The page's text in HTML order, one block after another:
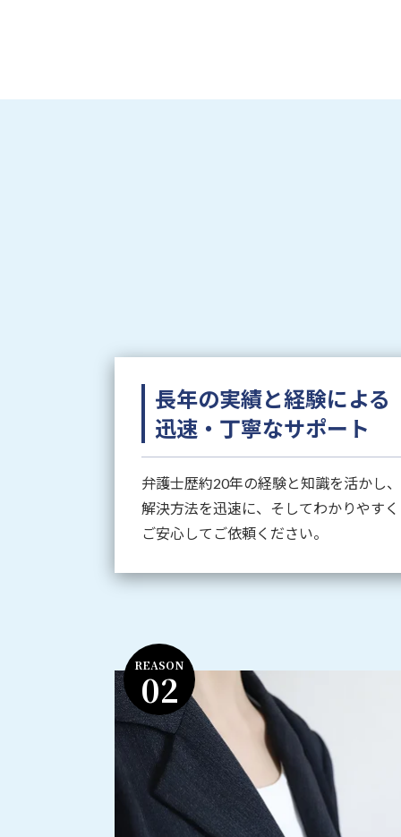
長年の実績と経験による
迅速・丁寧なサポート
弁護士歴約20年の経験と知識を活かし
解決方法を迅速に、そしてわかりやす
ご安心してご依頼ください。
REASON
02